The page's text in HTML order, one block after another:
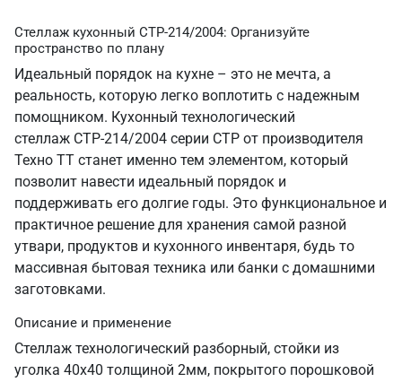
Стеллаж кухонный СТР-214/2004: Организуйте
пространство по плану
Идеальный порядок на кухне – это не мечта, а
реальность, которую легко воплотить с надежным
помощником. Кухонный технологический
стеллаж СТР-214/2004 серии СТР от производителя
Техно ТТ станет именно тем элементом, который
позволит навести идеальный порядок и
поддерживать его долгие годы. Это функциональное и
практичное решение для хранения самой разной
утвари, продуктов и кухонного инвентаря, будь то
массивная бытовая техника или банки с домашними
заготовками.
Описание и применение
Стеллаж технологический разборный, стойки из
уголка 40х40 толщиной 2мм, покрытого порошковой